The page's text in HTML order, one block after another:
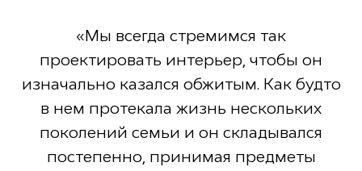
«Мы всегда стремимся так
проектировать интерьер, чтобы он
изначально казался обжитым. Как будто
в нем протекала жизнь нескольких
поколений семьи и он складывался
постепенно, принимая предметы